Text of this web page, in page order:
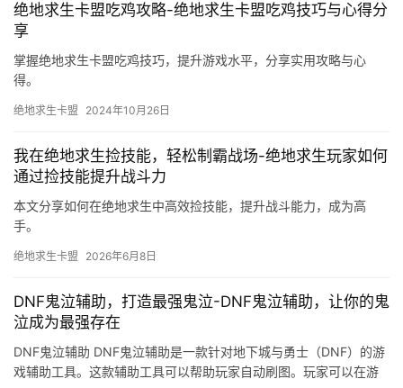
绝地求生卡盟吃鸡攻略-绝地求生卡盟吃鸡技巧与心得分
享
掌握绝地求生卡盟吃鸡技巧，提升游戏水平，分享实用攻略与心
得。
绝地求生卡盟 2024年10月26日
我在绝地求生捡技能，轻松制霸战场-绝地求生玩家如何
通过捡技能提升战斗力
本文分享如何在绝地求生中高效捡技能，提升战斗能力，成为高
手。
绝地求生卡盟 2026年6月8日
DNF鬼泣辅助，打造最强鬼泣-DNF鬼泣辅助，让你的鬼
泣成为最强存在
DNF鬼泣辅助 DNF鬼泣辅助是一款针对地下城与勇士（DNF）的游
戏辅助工具。这款辅助工具可以帮助玩家自动刷图。玩家可以在游